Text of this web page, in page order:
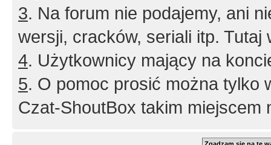
3. Na forum nie podajemy, ani
wersji, cracków, seriali itp. Tutaj
4. Użytkownicy mający na
5. O pomoc prosić można tylko
Czat-ShoutBox takim miejscem